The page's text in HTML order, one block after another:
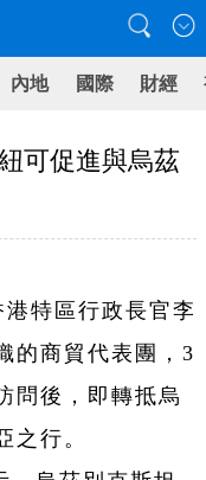
內地 國際 財經
可促進與烏茲
特區行政長官李
的商貿代表團，3
問後，即轉抵烏
之行。